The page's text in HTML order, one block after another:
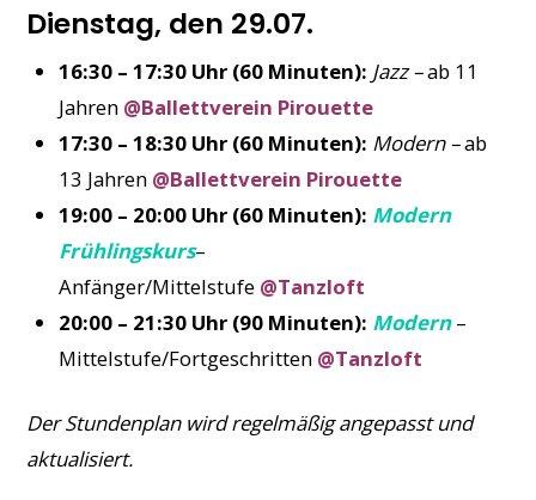
Dienstag, den 29.07.
16:30 – 17:30 Uhr (60 Minuten): Jazz –ab 11
Jahren @Ballettverein Pirouette
17:30 – 18:30 Uhr (60 Minuten): Modern –ab
13 Jahren @Ballettverein Pirouette
19:00 – 20:00 Uhr (60 Minuten): Modern
Frühlingskurs–
Anfänger/Mittelstufe @Tanzloft
20:00 – 21:30 Uhr (90 Minuten): Modern–
Mittelstufe/Fortgeschritten @Tanzloft
Der Stundenplan wird regelmäßig angepasst und
aktualisiert.